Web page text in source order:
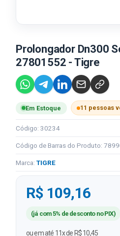
Prolongador Dn300
27801552 - Tigre
Em Estoque 11 pessoas
Código: 30234
Código de Barras do Produto:
Marca: TIGRE
R$ 109,16
(já com 5% de desconto no PIX)
ou em até 11x de R$ 10,45